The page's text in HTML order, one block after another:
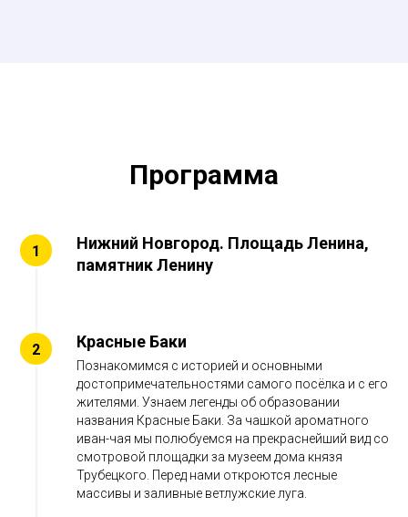
Программа
Нижний Новгород. Площадь Ленина,
памятник Ленину
Красные Баки
Познакомимся с историей и основными
достопримечательностями самого посёлка и с его
жителями. Узнаем легенды об образовании
названия Красные Баки. За чашкой ароматного
иван-чая мы полюбуемся на прекраснейший вид со
смотровой площадки за музеем дома князя
Трубецкого. Перед нами откроются лесные
массивы и заливные ветлужские луга.